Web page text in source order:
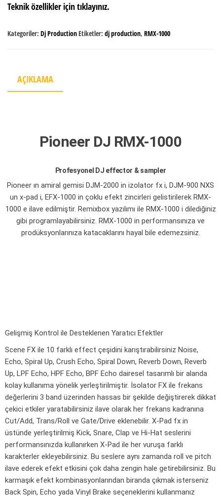
Teknik özellikler için tıklayınız.
Kategoriler: Dj ProductionEtiketler: dj production, RMX-1000
AÇIKLAMA
Pioneer DJ RMX-1000
Profesyonel DJ effector & sampler
Pioneer ın amiral gemisi DJM-2000 in izolator fx i, DJM-900 NXS
un x-pad i, EFX-1000 in çoklu efekt zincirleri gelistirilerek RMX-
1000 e ilave edilmiştir. Remixbox yazılımı ile RMX-1000 i dilediğiniz
gibi programlayabilirsiniz. RMX-1000 in performansınıza ve
prodüksyonlarınıza katacaklarını hayal bile edemezsiniz.
Gelişmiş Kontrol ile Desteklenen Yaratıcı Efektler
Scene FX ile 10 farklı effect çeşidini karıştırabilirsiniz Noise,
Echo, Spiral Up, Crush Echo, Spiral Down, Reverb Down, Reverb
Up, LPF Echo, HPF Echo, BPF Echo dairesel tasarımlı bir alanda
kolay kullanıma yönelik yerleştirilmiştir. İsolator FX ile frekans
değerlerini 3 band üzerinden hassas bir şekilde değiştirerek dikkat
çekici etkiler yaratabilirsiniz ilave olarak her frekans kadranına
Cut/Add, Trans/Roll ve Gate/Drive eklenebilir. X-Pad fx in
üstünde yerleştirilmiş Kick, Snare, Clap ve Hi-Hat seslerini
performansınızda kullanırken X-Pad ile her vuruşa farklı
karakterler ekleyebilirsiniz. Bu seslere aynı zamanda roll ve pitch
ilave ederek efekt etkisini çok daha zengin hale getirebilirsiniz. Bu
karmaşık efekt kombinasyonlarından biranda çıkmak isterseniz
Back Spin, Echo yada Vinyl Brake seçeneklerini kullanmanız